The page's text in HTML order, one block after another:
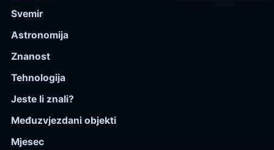
Svemir
Astronomija
Znanost
Tehnologija
Jeste li znali?
Međuzvjezdani objekti
Mjesec